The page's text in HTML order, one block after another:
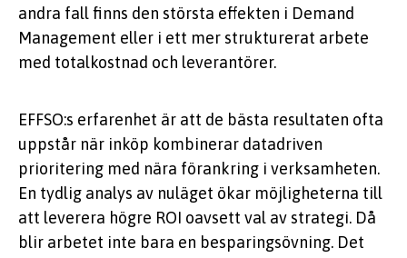
andra fall finns den största effekten i Demand
Management eller i ett mer strukturerat arbete
med totalkostnad och leverantörer.
EFFSO:s erfarenhet är att de bästa resultaten ofta
uppstår när inköp kombinerar datadriven
prioritering med nära förankring i verksamheten.
En tydlig analys av nuläget ökar möjligheterna till
att leverera högre ROI oavsett val av strategi. Då
blir arbetet inte bara en besparingsövning. Det